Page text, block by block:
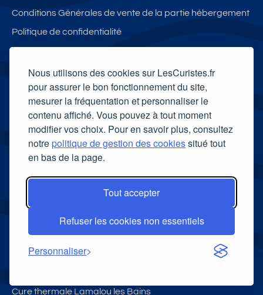
Nous utilisons des cookies sur LesCuristes.fr
pour assurer le bon fonctionnement du site,
mesurer la fréquentation et personnaliser le
contenu affiché. Vous pouvez à tout moment
modifier vos choix. Pour en savoir plus, consultez
notrepolitique de gestion des cookiessitué tout
en bas de la page.
Tout accepter
Refuser les cookies non essentiels
Personnaliser
Conditions Générales de vente de la partie hébergement
Politique de confidentialité
Politique de gestion des cookies
Contactez - Nous
Partenaires
Proposer une location
MonRendezVousVeto
Cure thermale Balaruc les Bains
Cure thermale Avène les Bains
Cure thermale Dax
Cure thermale Brides les Bains
Cure thermale Lamalou les Bains